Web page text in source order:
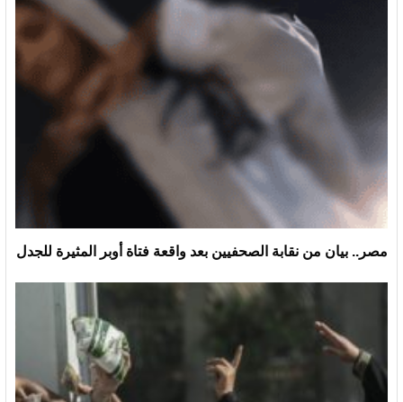
مصر.. بيان من نقابة الصحفيين بعد واقعة فتاة أوبر المثيرة للجدل